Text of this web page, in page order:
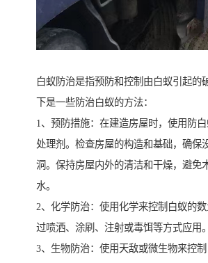
白蚁防治是指预防和控制由白蚁引起的
下是一些防治白蚁的方法：
1、预防措施：在建造房屋时，使用防
处理剂。检查房屋的构造和基础，确保
洞。保持房屋内外的清洁和干燥，避免
水。
2、化学防治：使用化学来控制白蚁的
过喷洒、涂刷、注射或毒饵等方式应用。
3、生物防治：使用天敌或微生物来控